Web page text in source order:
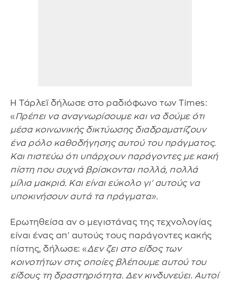
Η Τάρλεϊ δήλωσε στο ραδιόφωνο των Times:
«Πρέπει να αναγνωρίσουμε και να δούμε ότι
μέσα κοινωνικής δικτύωσης διαδραματίζουν
ένα ρόλο καθοδήγησης αυτού του πράγματος.
Και πιστεύω ότι υπάρχουν παράγοντες με κακή
πίστη που συχνά βρίσκονται πολλά, πολλά
μίλια μακριά. Και είναι εύκολο γι' αυτούς να
υποκινήσουν αυτά τα πράγματα».
Ερωτηθείσα αν ο μεγιστάνας της τεχνολογίας
είναι ένας απ' αυτούς τους παράγοντες κακής
πίστης, δήλωσε: «Δεν ζει στο είδος των
κοινοτήτων στις οποίες βλέπουμε αυτού του
είδους τη δραστηριότητα. Δεν κινδυνεύει. Αυτοί